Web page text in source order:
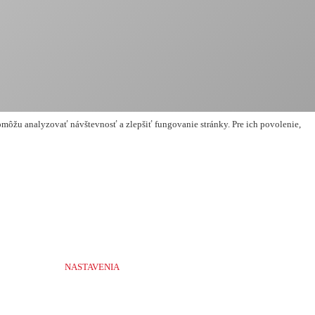
analyzovať návštevnosť a zlepšiť fungovanie stránky. Pre ich povolenie,
NASTAVENIA